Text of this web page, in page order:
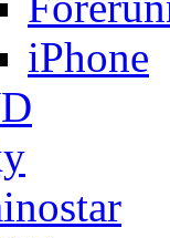
iPhone